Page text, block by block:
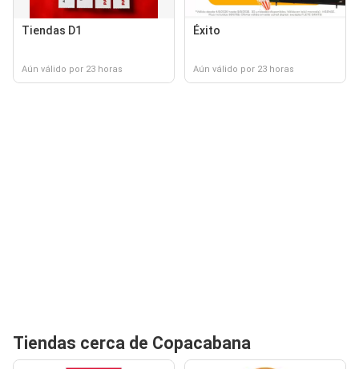
Tiendas D1
Aún válido por 23 horas
Éxito
Aún válido por 23 horas
Tiendas cerca de Copacabana